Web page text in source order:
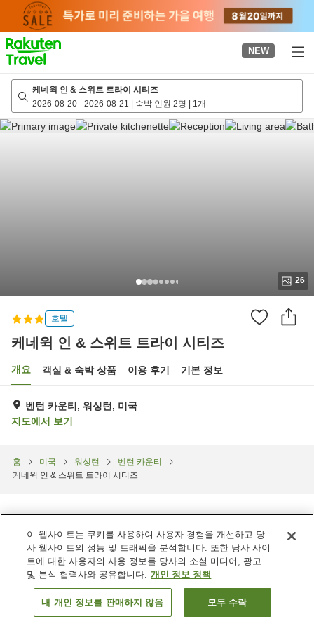
page
NEW
케네윅 인 & 스위트 트라이 시티즈
2026-08-20 - 2026-08-21 | 숙박 인원 2명 | 1개
26
호텔
케네윅 인 & 스위트 트라이 시티즈
개요 객실 & 숙박 상품 이용 후기 기본 정보
벤턴 카운티, 워싱턴, 미국
지도에서 보기
홈 미국 워싱턴
벤턴 카운티
케네윅 인 & 스위트 트라이 시티즈
객실 보기
이 웹사이트는 쿠키를 사용하여 사용자 경험을 개선하고 당
사 웹사이트의 성능 및 트래픽을 분석합니다. 또한 당사 사이
트에 대한 사용자의 사용 정보를 당사의 소셜 미디어, 광고
및 분석 협력사와 공유합니다. 개인 정보 정책
내 개인 정보를 판매하지 않음 모두 수락